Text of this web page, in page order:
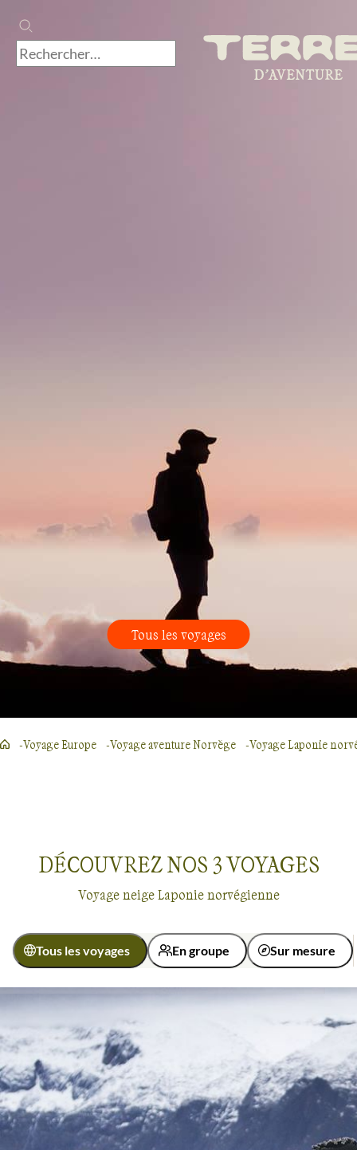
NeigeLaponie norvégienne
Tous les voyages
Voyage Europe Voyage aventure Norvège Voyage Laponie
DÉCOUVREZ NOS 3VOYAGES
Voyage neige Laponie norvégienne
Tous les voyages En groupe Sur mesure
Activité
Aurores boréales
Observation animalièrePhotographie
Âge des enfants